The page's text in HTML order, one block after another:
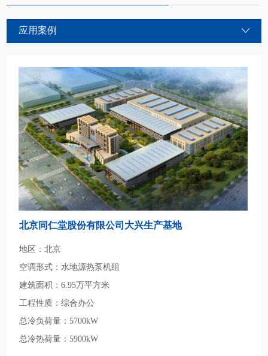
应用案例
北京同仁堂股份有限公司大兴生产基地
地区：北京
空调形式：水地源热泵机组
建筑面积：6.95万平方米
工程性质：综合办公
总冷负荷量：5700kW
总冷热荷量：5900kW